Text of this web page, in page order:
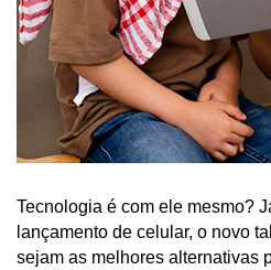
Tecnologia é com ele mesmo?
lançamento de celular, o novo
sejam as melhores alternativas